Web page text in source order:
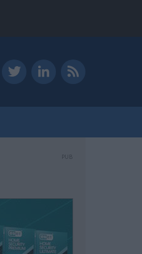
PUB